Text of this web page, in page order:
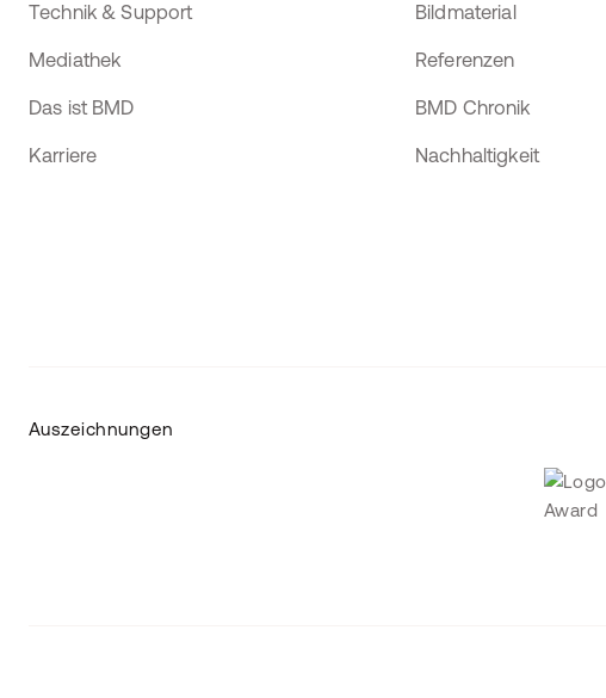
Technik & Support
Mediathek
Das ist BMD
Karriere
Bildmaterial
Referenzen
BMD Chronik
Nachhaltigkeit
Auszeichnungen